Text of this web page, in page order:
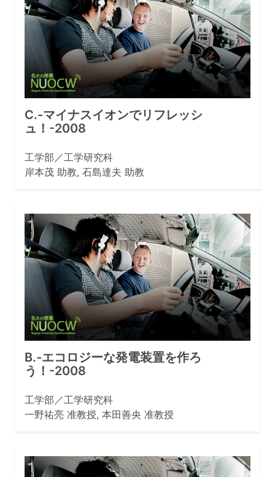
C.-マイナスイオンでリフレッシ
ュ！-2008
工学部／工学研究科
岸本茂 助教, 石島達夫 助教
B.-エコロジーな発電装置を作ろ
う！-2008
工学部／工学研究科
一野祐亮 准教授, 本田善央 准教授